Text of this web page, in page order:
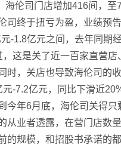
海伦司门店增加416间，至
司终于扭亏为盈，业绩预
-1.8亿元之间，去年同期
这是关了近一百家直营店
时，关店也导致海伦司的
-7.2亿元，同比下滑近20%
今年6月底，海伦司关得只
从业者透露，在营门店数量
的规模，和招股书承诺的